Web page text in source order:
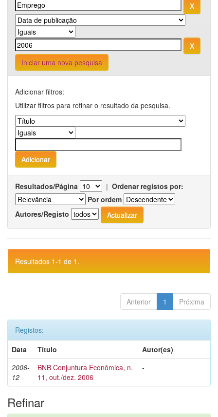
Iniciar uma nova pesquisa
Adicionar filtros:
Utilizar filtros para refinar o resultado da pesquisa.
Resultados/Página | Ordenar registos por:
Por ordem
Autores/Registo
Resultados 1-1 de 1.
Anterior 1 Próxima
Registos:
Data
Título
Autor(es)
2006-
12
BNB Conjuntura Econômica, n.
11, out./dez. 2006
-
Refinar